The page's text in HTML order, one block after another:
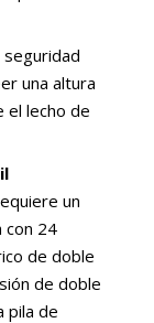
seguridad
una altura
el lecho de
un
con 24
de doble
de doble
pila de